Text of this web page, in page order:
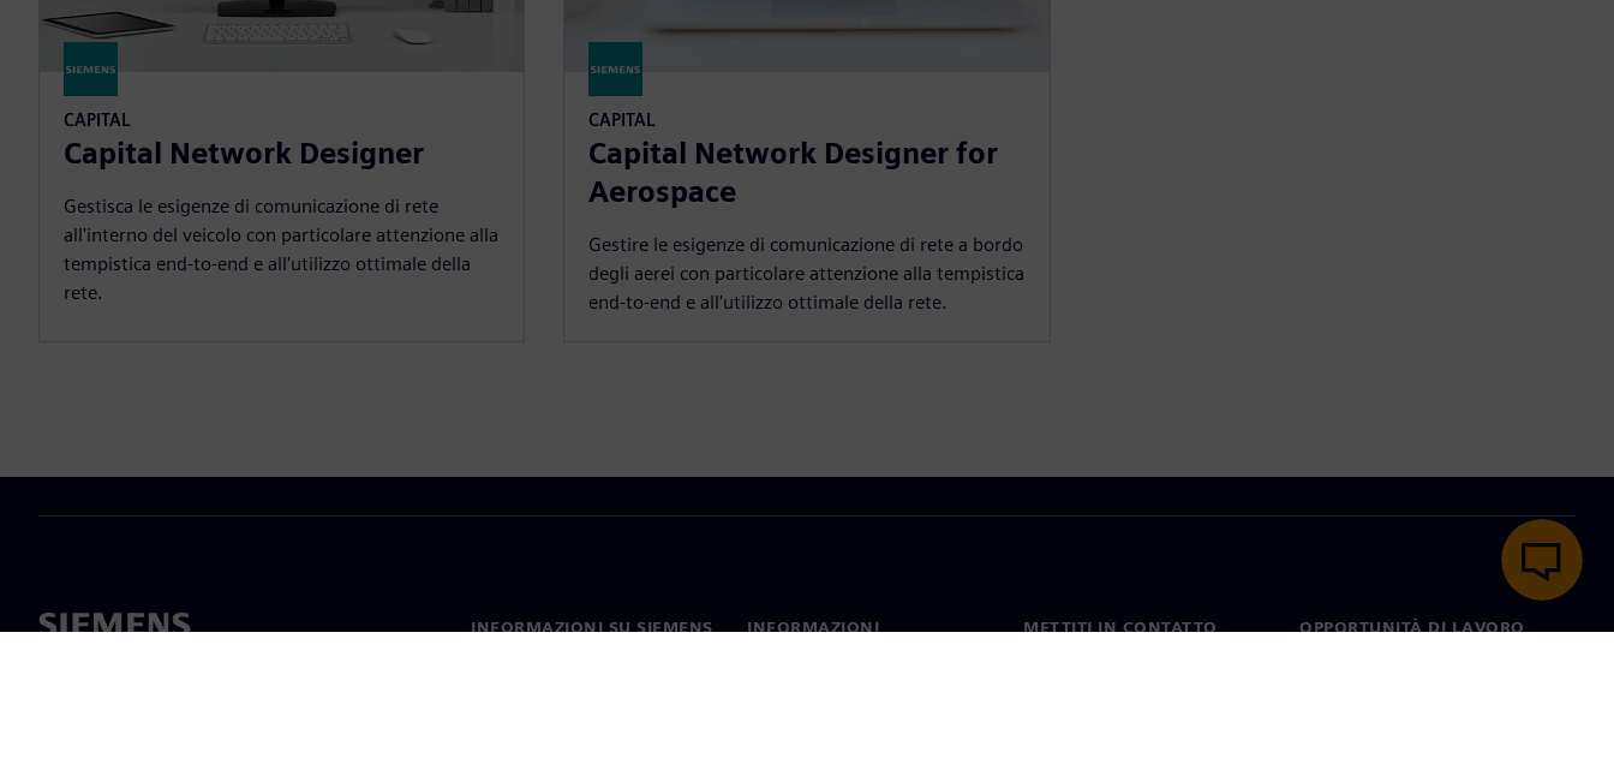
CAPITAL
Capital Network Designer
Gestisca le esigenze di comunicazione di rete
all'interno del veicolo con particolare attenzione alla
tempistica end-to-end e all'utilizzo ottimale della
rete.
CAPITAL
Capital Network Designer for
Aerospace
Gestire le esigenze di comunicazione di rete a bordo
degli aerei con particolare attenzione alla tempistica
end-to-end e all'utilizzo ottimale della rete.
INFORMAZIONI SU SIEMENS
INFORMAZIONI
METTITI IN CONTATTO OPPORTUNITÀ DI LAVORO